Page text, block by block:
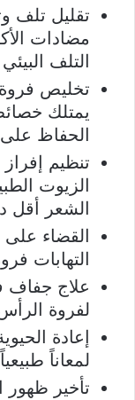
تقليل تلف
مضادات
التلف
تخليص فروة
يمتلك
الحفاظ
تنظيم
الزيوت
الشعر أقل
القضاء
التهابات
علاج جفاف
لفروة
إعادة
لمعاناً
تأخير